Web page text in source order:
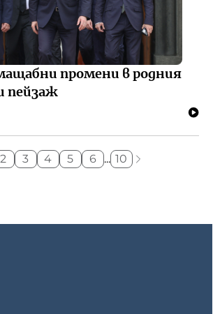
промени в родния
пейзаж
2 3 4 5 6 ... 10